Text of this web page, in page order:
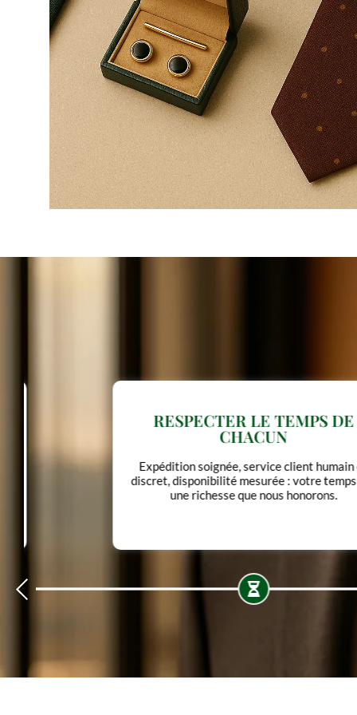
RESPECTER LE TEMPS DE
Expédition soignée, service client humain et
discret, disponibilité mesurée : votre temps est
une richesse que nous honorons.